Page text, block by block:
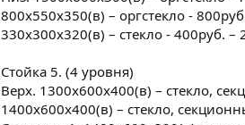
800х550х350(в) – оргстекло -
330х300х320(в) – стекло - 400руб. –
Стойка 5. (4 уровня)
Верх. 1300х600х400(в) – стекло,
1400х600х400(в) – стекло,